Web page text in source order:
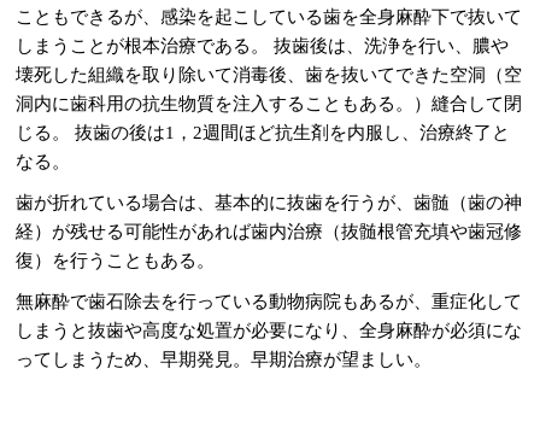
こともできるが、感染を起こしている歯を全身麻酔下で抜いて
しまうことが根本治療である。 抜歯後は、洗浄を行い、膿や
壊死した組織を取り除いて消毒後、歯を抜いてできた空洞（空
洞内に歯科用の抗生物質を注入することもある。）縫合して閉
じる。 抜歯の後は1，2週間ほど抗生剤を内服し、治療終了と
なる。
歯が折れている場合は、基本的に抜歯を行うが、歯髄（歯の神
経）が残せる可能性があれば歯内治療（抜髄根管充填や歯冠修
復）を行うこともある。
無麻酔で歯石除去を行っている動物病院もあるが、重症化して
しまうと抜歯や高度な処置が必要になり、全身麻酔が必須にな
ってしまうため、早期発見。早期治療が望ましい。